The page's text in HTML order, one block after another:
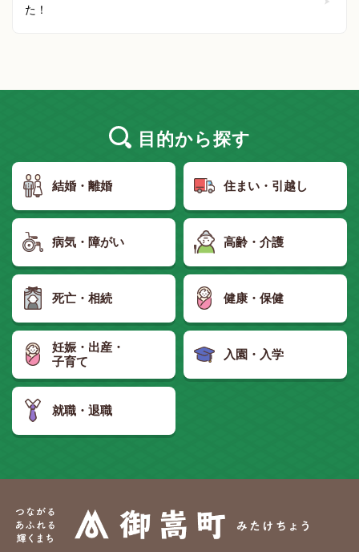
た！
目的から探す
結婚・離婚 住まい・引越し
病気・障がい 高齢・介護
死亡・相続 健康・保健
妊娠・出産・
子育て
入園・入学
就職・退職